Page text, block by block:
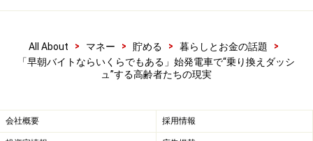
は要介護2だが一人暮らしを続けている。同居しようと
誘ったが、「一人で気ままに暮らしたい」の一辺倒だっ
「いつかは一人では暮らせなくなる。それがいつかは分
かりませんが。義母が働けなくなったので、少しですが
All About > マネー > 貯める > 暮らしとお金の話題
>
「早朝バイトならいくらでもある」始発電車で“乗り換えダッシ
ュ”する高齢者たちの現実
会社概要 採用情報